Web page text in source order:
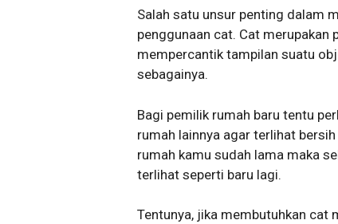
Salah satu unsur penting dalam
penggunaan cat. Cat merupakan
mempercantik tampilan suatu
sebagainya.
Bagi pemilik rumah baru tentu
rumah lainnya agar terlihat
rumah kamu sudah lama maka
terlihat seperti baru lagi.
Tentunya, jika membutuhkan cat